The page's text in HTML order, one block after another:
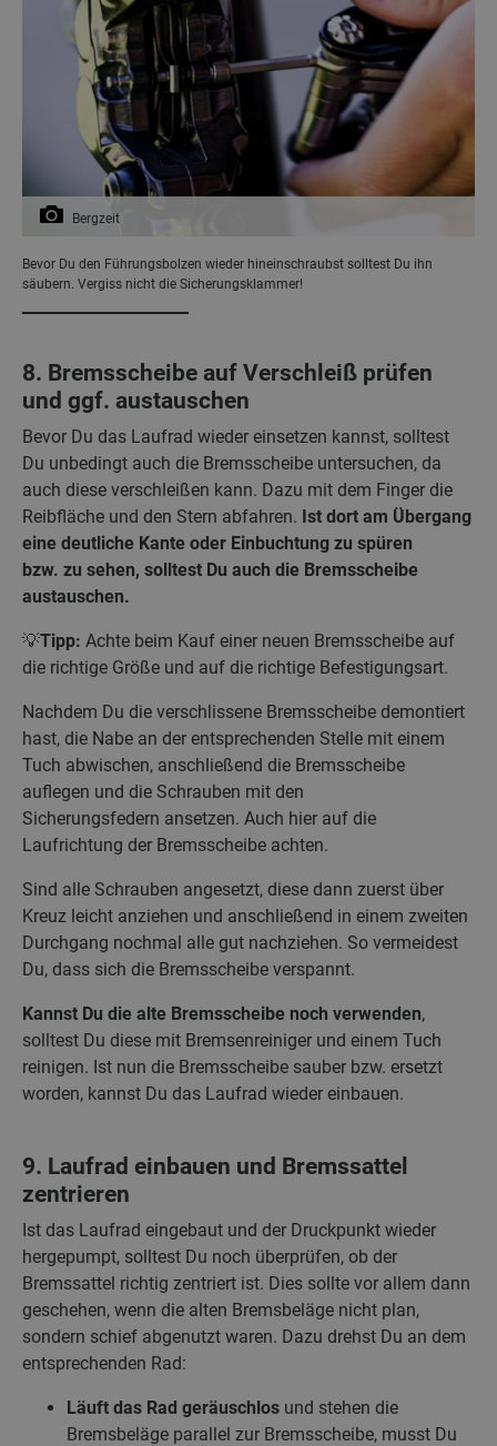
Bergzeit
Bevor Du den Führungsbolzen wieder hineinschraubst solltest Du ihn
säubern. Vergiss nicht die Sicherungsklammer!
8. Bremsscheibe auf Verschleiß prüfen
und ggf. austauschen
Bevor Du das Laufrad wieder einsetzen kannst, solltest
Du unbedingt auch die Bremsscheibe untersuchen, da
auch diese verschleißen kann. Dazu mit dem Finger die
Reibfläche und den Stern abfahren. Ist dort am Übergang
eine deutliche Kante oder Einbuchtung zu spüren
bzw. zu sehen, solltest Du auch die Bremsscheibe
austauschen.
💡Tipp: Achte beim Kauf einer neuen Bremsscheibe auf
die richtige Größe und auf die richtige Befestigungsart.
Nachdem Du die verschlissene Bremsscheibe demontiert
hast, die Nabe an der entsprechenden Stelle mit einem
Tuch abwischen, anschließend die Bremsscheibe
auflegen und die Schrauben mit den
Sicherungsfedern ansetzen. Auch hier auf die
Laufrichtung der Bremsscheibe achten.
Sind alle Schrauben angesetzt, diese dann zuerst über
Kreuz leicht anziehen und anschließend in einem zweiten
Durchgang nochmal alle gut nachziehen. So vermeidest
Du, dass sich die Bremsscheibe verspannt.
Kannst Du die alte Bremsscheibe noch verwenden,
solltest Du diese mit Bremsenreiniger und einem Tuch
reinigen. Ist nun die Bremsscheibe sauber bzw. ersetzt
worden, kannst Du das Laufrad wieder einbauen.
9. Laufrad einbauen und Bremssattel
zentrieren
Ist das Laufrad eingebaut und der Druckpunkt wieder
hergepumpt, solltest Du noch überprüfen, ob der
Bremssattel richtig zentriert ist. Dies sollte vor allem dann
geschehen, wenn die alten Bremsbeläge nicht plan,
sondern schief abgenutzt waren. Dazu drehst Du an dem
entsprechenden Rad:
Läuft das Rad geräuschlos und stehen die
Bremsbeläge parallel zur Bremsscheibe, musst Du